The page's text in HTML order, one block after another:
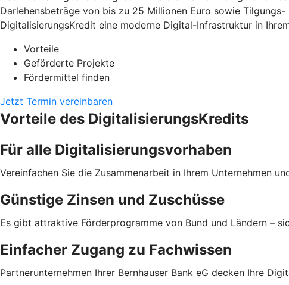
Darlehensbeträge von bis zu 25 Millionen Euro sowie
DigitalisierungsKredit eine moderne Digital-Infrastruktur in
Vorteile
Geförderte Projekte
Fördermittel finden
Jetzt Termin vereinbaren
Vorteile des DigitalisierungsKredits
Für alle Digitalisierungsvorhaben
Vereinfachen Sie die Zusammenarbeit in Ihrem Unternehmen
Günstige Zinsen und Zuschüsse
Es gibt attraktive Förderprogramme von Bund und Ländern –
Einfacher Zugang zu Fachwissen
Partnerunternehmen Ihrer Bernhauser Bank eG decken Ihre